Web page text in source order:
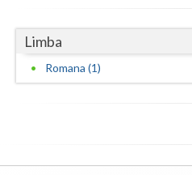
Limba
Romana (1)